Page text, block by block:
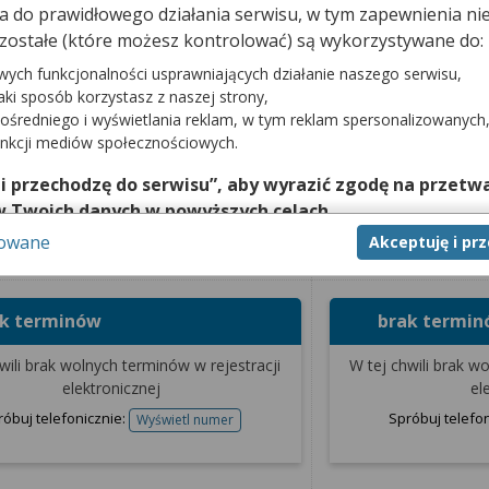
Terminy od dnia
Wizyta NFZ - pierwsza Wizyta
terminów
brak wolnych terminów w rejestracji
elektronicznej
telefonicznie: Wyświetl numer
telefonu
brak
W tej chwili brak
Spróbuj
do prawidłowego działania serwisu, w tym zapewnienia
(które możesz kontrolować) są wykorzystywane do:
funkcjonalności usprawniających działanie naszego serwisu,
sposób korzystasz z naszej strony,
i wyświetlania reklam, w tym reklam spersonalizowanych,
mediów społecznościowych.
przechodzę do serwisu”, aby wyrazić zgodę na
danych w powyższych celach.
zgody jest dobrowolne, a wyrażoną zgodę możesz w
na przetwarzanie Twoich danych tylko w niektórych
lub chcesz przeprowadzić konfigurację szczegółową, to
zaawansowanych”.
wykorzystywania narzędzi zewnętrznych w naszym
Akceptuję i